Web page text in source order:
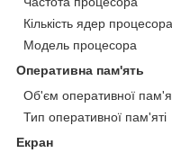
Кількість ядер процесора
Модель процесора
Оперативна пам'ять
Об'єм оперативної
Тип оперативної пам'яті
Екран